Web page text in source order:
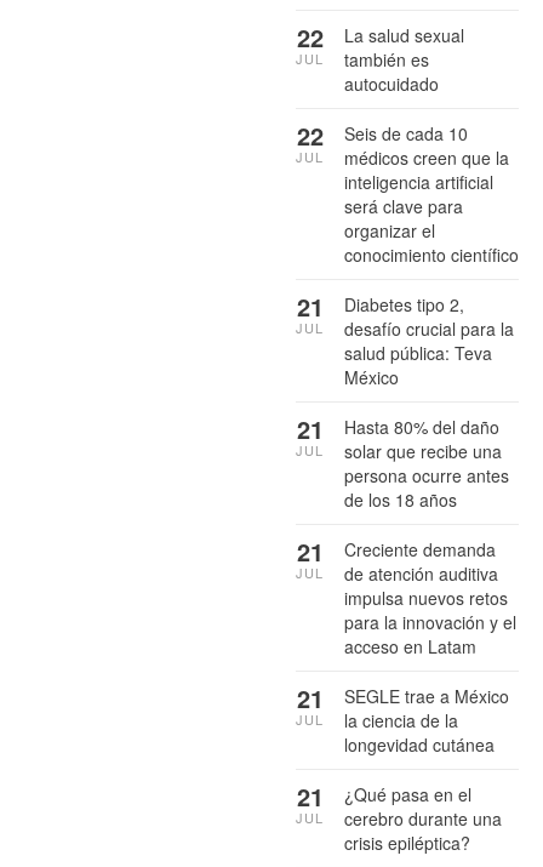
La salud sexual
también es
autocuidado
22
JUL
Seis de cada 10
médicos creen que la
inteligencia artificial
será clave para
organizar el
conocimiento científico
22
JUL
Diabetes tipo 2,
desafío crucial para la
salud pública: Teva
México
21
JUL
Hasta 80% del daño
solar que recibe una
persona ocurre antes
de los 18 años
21
JUL
Creciente demanda
de atención auditiva
impulsa nuevos retos
para la innovación y el
acceso en Latam
21
JUL
SEGLE trae a México
la ciencia de la
longevidad cutánea
21
JUL
¿Qué pasa en el
cerebro durante una
crisis epiléptica?
21
JUL